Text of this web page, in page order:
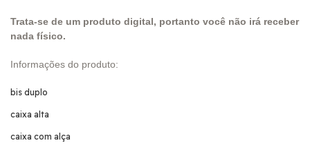
Trata-se de um produto digital, portanto você não irá receber
nada físico.
Informações do produto:
bis duplo
caixa alta
caixa com alça